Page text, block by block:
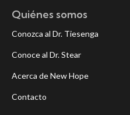
Quiénes somos
Conozca al Dr. Tiesenga
Conoce al Dr. Stear
Acerca de New Hope
Contacto